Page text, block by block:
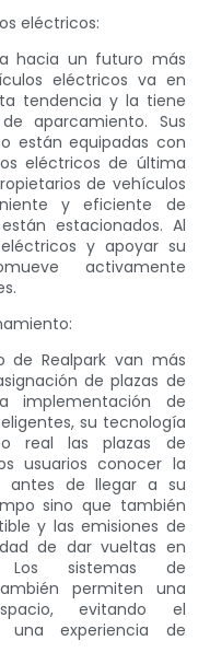
eléctricos:
hacia un futuro más
eléctricos va en
tendencia y la tiene
aparcamiento. Sus
están equipadas con
eléctricos de última
de vehículos
y eficiente de
estacionados. Al
y apoyar su
activamente
de Realpark van más
de plazas de
implementación de
su tecnología
real las plazas de
usuarios conocer la
antes de llegar a su
sino que también
y las emisiones de
de dar vueltas en
Los sistemas de
permiten una
evitando el
una experiencia de